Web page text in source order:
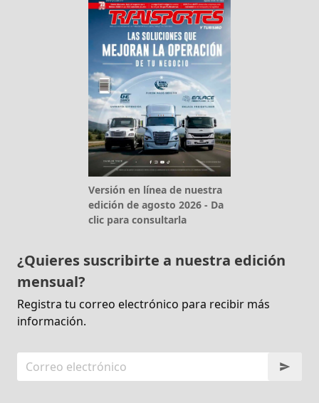
Versión en línea de nuestra
edición de agosto 2026 - Da
clic para consultarla
¿Quieres suscribirte a nuestra edición
mensual?
Registra tu correo electrónico para recibir más
información.